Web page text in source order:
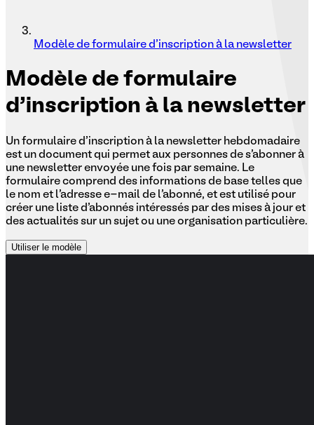
Modèle de formulaire d'inscription à la newsletter
Modèle de formulaire
d'inscription à la newsletter
Un formulaire d'inscription à la newsletter hebdomadaire
est un document qui permet aux personnes de s'abonner à
une newsletter envoyée une fois par semaine. Le
formulaire comprend des informations de base telles que
le nom et l'adresse e-mail de l'abonné, et est utilisé pour
créer une liste d'abonnés intéressés par des mises à jour et
des actualités sur un sujet ou une organisation particulière.
Utiliser le modèle